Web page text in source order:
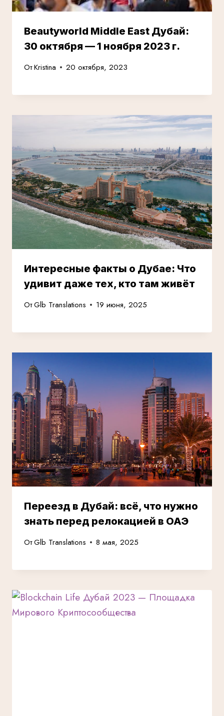
Beautyworld Middle East Дубай:
30 октября — 1 ноября 2023 г.
ОтKristina 20 октября, 2023
Интересные факты о Дубае: Что
удивит даже тех, кто там живёт
ОтGlb Translations 19 июня, 2025
Переезд в Дубай: всё, что нужно
знать перед релокацией в ОАЭ
ОтGlb Translations 8 мая, 2025